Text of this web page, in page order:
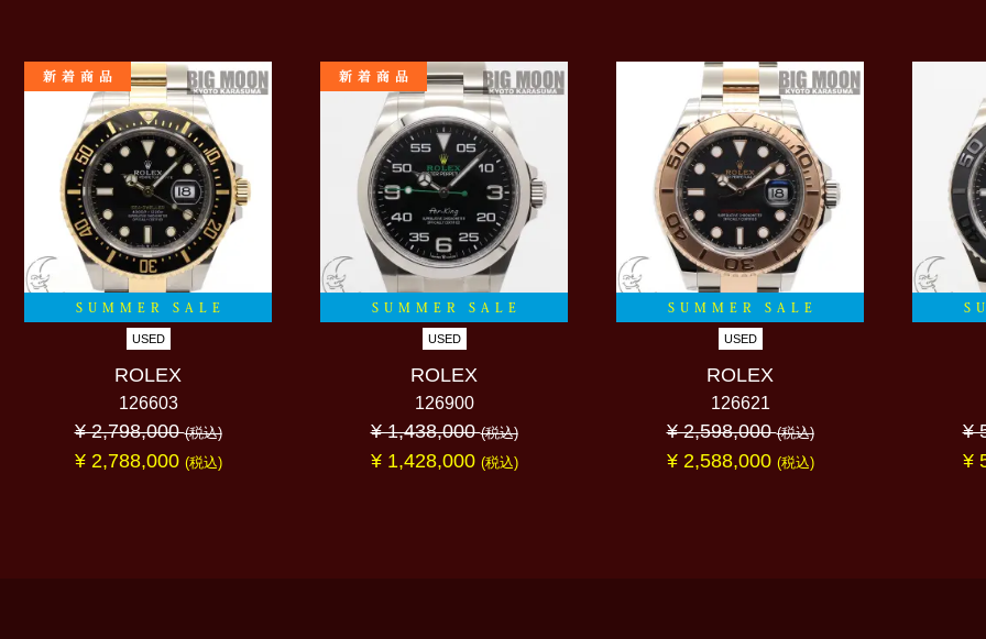
SUMMER SALE
USED
ROLEX
126603
¥ 2,798,000(税込)
¥ 2,788,000 (税込)
新着商品
SUMMER SALE
USED
ROLEX
126900
¥ 1,438,000(税込)
¥ 1,428,000 (税込)
新着商品
SUMMER SALE
USED
ROLEX
126621
¥ 2,598,000(税込)
¥ 2,588,000 (税込)
¥
¥